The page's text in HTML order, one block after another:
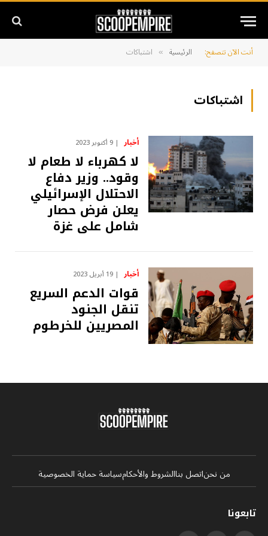
أنت الآن تتصفح: الرئيسية » اشتباكات
اشتباكات
أخبار 9 أكتوبر 2023
لا كهرباء لا طعام لا
وقود.. وزير دفاع
الاحتلال الإسرائيلي
يعلن فرض حصار
شامل على غزة
أخبار 19 أبريل 2023
قوات الدعم السريع
تنقل الجنود
المصريين للخرطوم
من نحناتصل بناالشروط والأحكامسياسة حماية الخصوصية
تابعونا